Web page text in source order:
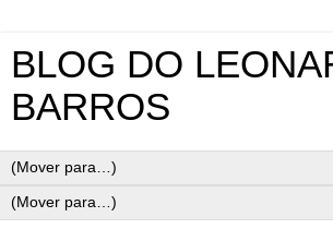
BLOG DO
BARROS